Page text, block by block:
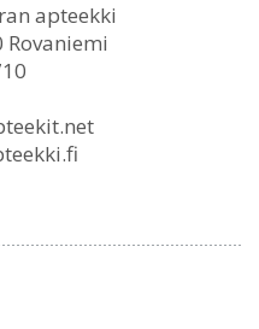
apteekki